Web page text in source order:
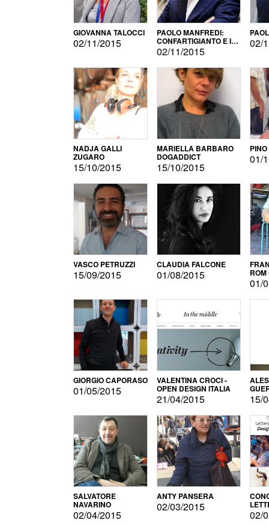
GIOVANNA TALOCCI
02/11/2015
PAOLO MANFREDI:
CONFARTIGIANTO E IL
SONDAGGIO
02/11/2015
02/
NADJA GALLI
ZUGARO
15/10/2015
MARIELLA BARBARO
DOGADDICT
15/10/2015
01/
VASCO PETRUZZI
15/09/2015
CLAUDIA FALCONE
01/08/2015
01/
GIORGIO CAPORASO
01/05/2015
VALENTINA CROCI -
OPEN DESIGN ITALIA
21/04/2015 15/
SALVATORE
NAVARINO
02/04/2015
ANTY PANSERA
02/03/2015
02/